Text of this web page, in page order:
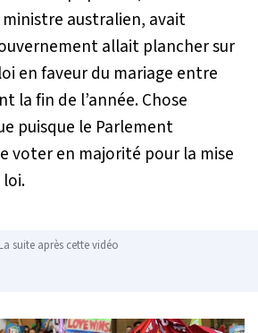
australien, avait
allait plancher sur
en faveur du mariage entre
la fin de l’année. Chose
puisque le Parlement
voter en majorité pour la mise
La suite après cette vidéo